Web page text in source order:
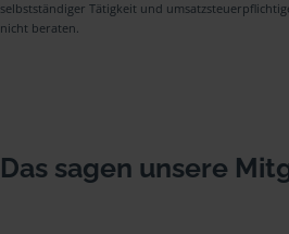
selbstständiger Tätigkeit und
nicht beraten.
Das sagen unsere